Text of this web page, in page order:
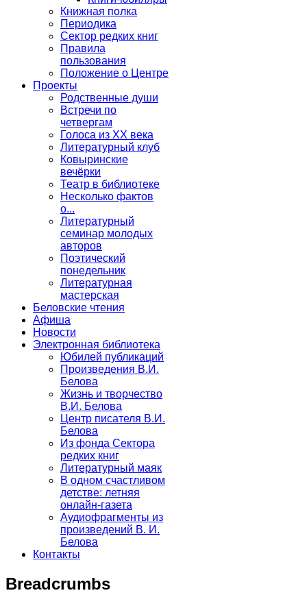
Книжная полка
Периодика
Сектор редких книг
Правила
пользования
Положение о Центре
Проекты
Родственные души
Встречи по
четвергам
Голоса из ХХ века
Литературный клуб
Ковыринские
вечёрки
Театр в библиотеке
Несколько фактов
о...
Литературный
семинар молодых
авторов
Поэтический
понедельник
Литературная
мастерская
Беловские чтения
Афиша
Новости
Электронная библиотека
Юбилей публикаций
Произведения В.И.
Белова
Жизнь и творчество
В.И. Белова
Центр писателя В.И.
Белова
Из фонда Сектора
редких книг
Литературный маяк
В одном счастливом
детстве: летняя
онлайн-газета
Аудиофрагменты из
произведений В. И.
Белова
Контакты
Breadcrumbs